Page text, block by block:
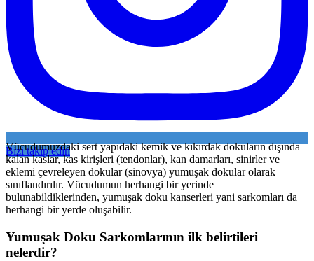
Bizi takip edin
Vücudumuzdaki sert yapıdaki kemik ve kıkırdak dokuların dışında
kalan kaslar, kas kirişleri (tendonlar), kan damarları, sinirler ve
eklemi çevreleyen dokular (sinovya) yumuşak dokular olarak
sınıflandırılır. Vücudumun herhangi bir yerinde
bulunabildiklerinden, yumuşak doku kanserleri yani sarkomları da
herhangi bir yerde oluşabilir.
Yumuşak Doku Sarkomlarının ilk belirtileri
nelerdir?